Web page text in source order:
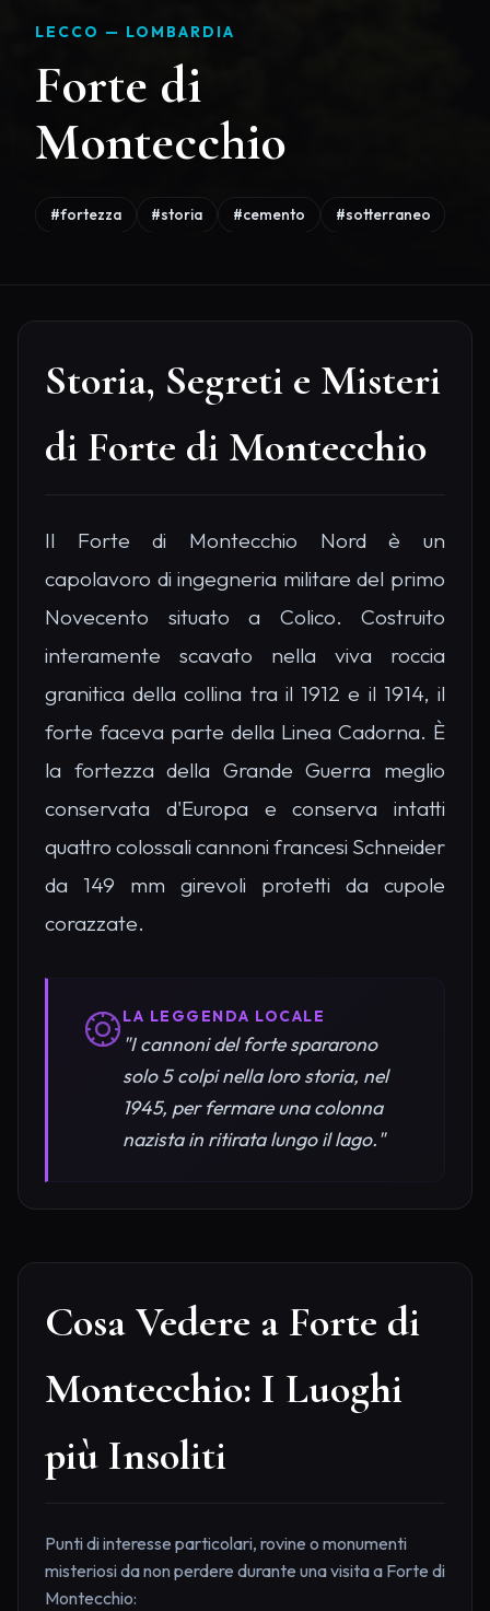
LECCO — LOMBARDIA
Forte di
Montecchio
#fortezza #storia #cemento #sotterraneo
Storia, Segreti e Misteri
di Forte di Montecchio
Il Forte di Montecchio Nord è un
capolavoro di ingegneria militare del primo
Novecento situato a Colico. Costruito
interamente scavato nella viva roccia
granitica della collina tra il 1912 e il 1914, il
forte faceva parte della Linea Cadorna. È
la fortezza della Grande Guerra meglio
conservata d'Europa e conserva intatti
quattro colossali cannoni francesi Schneider
da 149 mm girevoli protetti da cupole
corazzate.
LA LEGGENDA LOCALE
"I cannoni del forte spararono
solo 5 colpi nella loro storia, nel
1945, per fermare una colonna
nazista in ritirata lungo il lago."
Cosa Vedere a Forte di
Montecchio: I Luoghi
più Insoliti
Punti di interesse particolari, rovine o monumenti
misteriosi da non perdere durante una visita a Forte di
Montecchio: